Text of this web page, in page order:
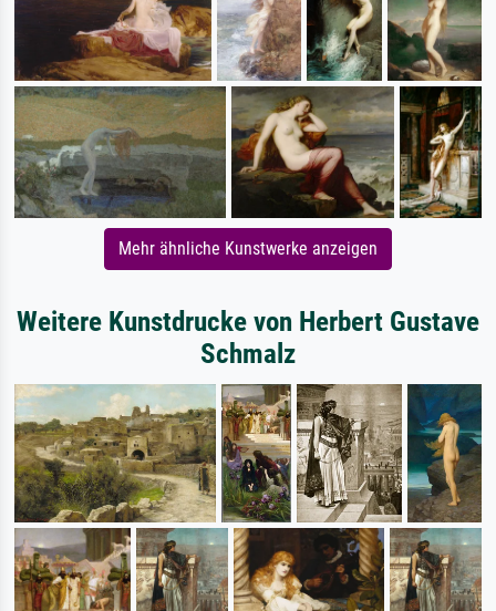
Mehr ähnliche Kunstwerke anzeigen
Weitere Kunstdrucke von Herbert Gustave
Schmalz